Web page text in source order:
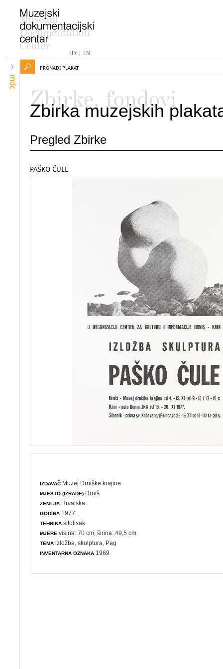
HR| EN
mdc
PRONAĐI PLAKAT
Zbirke, fondovi
Zbirka muzejskih
Pregled Zbirke
PAŠKO ČULE
IZDAVAČ Muzej Drniške krajine
MJESTO (IZRADE) Drniš
ZEMLJA Hrvatska
GODINA 1977.
TEHNIKA sitotisak
MJERE visina: 70 cm; širina: 49,5 cm
TEMA izložba ,skulptura , Pag
INVENTARNA OZNAKA 1969